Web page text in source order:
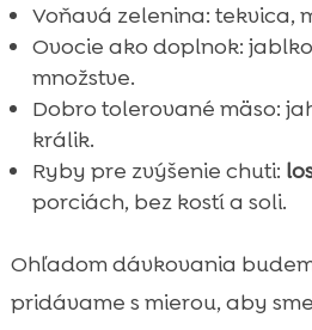
Voňavá zelenina: tekvica,
Ovocie ako doplnok:
množstve.
Dobro tolerované mäso:
králik.
Ryby pre zvýšenie chuti:
porciách, bez kostí a soli.
Ohľadom dávkovania
pridávame s mierou, aby